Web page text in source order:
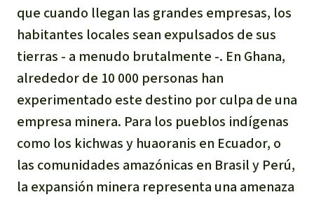
que cuando llegan las grandes empresas, los
habitantes locales sean expulsados de sus
tierras - a menudo brutalmente -. En Ghana,
alrededor de 10 000 personas han
experimentado este destino por culpa de una
empresa minera. Para los pueblos indígenas
como los kichwas y huaoranis en Ecuador, o
las comunidades amazónicas en Brasil y Perú,
la expansión minera representa una amenaza